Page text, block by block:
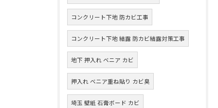
コンクリート下地 防カビ工事
コンクリート下地 結露 防カビ結露対策工事
地下 押入れ ベニア カビ
押入れ ベニア重ね貼り カビ臭
埼玉 壁紙 石膏ボード カビ